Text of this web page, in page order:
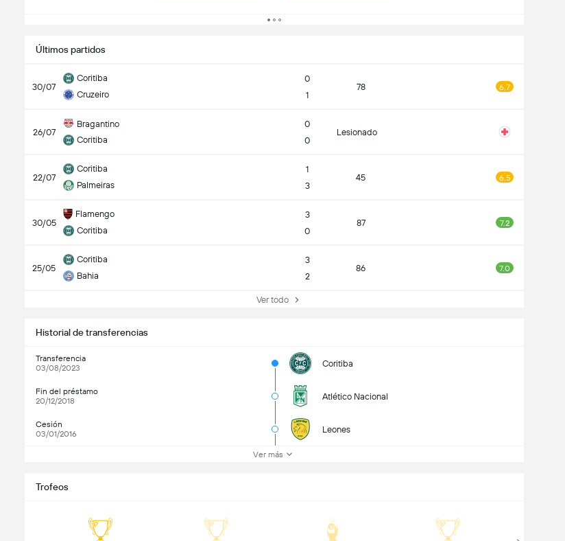
Últimos partidos
30/07
Coritiba
Cruzeiro
0
1
78 6.7
26/07
Bragantino
Coritiba
0
0
Lesionado
22/07
Coritiba
Palmeiras
1
3
45 6.5
30/05
Flamengo
Coritiba
3
0
87 7.2
25/05
Coritiba
Bahia
3
2
86 7.0
Ver todo
Historial de transferencias
Transferencia
03/08/2023
Coritiba
Fin del préstamo
20/12/2018
Atlético Nacional
Cesión
03/01/2016
Leones
Ver más
Trofeos